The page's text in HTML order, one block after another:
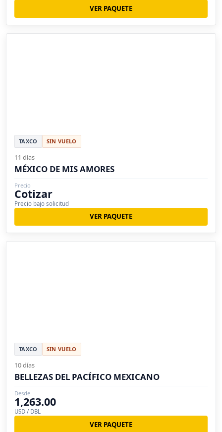
VER PAQUETE
TAXCO SIN VUELO
11 días
MÉXICO DE MIS AMORES
Precio
Cotizar
Precio bajo solicitud
VER PAQUETE
TAXCO SIN VUELO
10 días
BELLEZAS DEL PACÍFICO MEXICANO
Desde
1,263.00
USD / DBL
VER PAQUETE